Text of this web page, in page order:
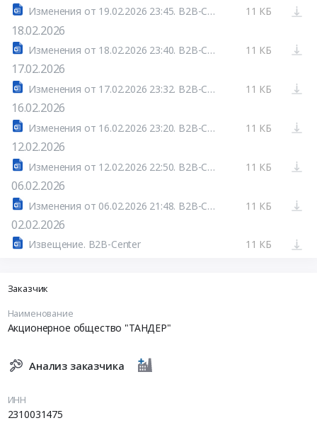
Изменения от 19.02.2026 23:45. B2B-Center 11 КБ
18.02.2026
Изменения от 18.02.2026 23:40. B2B-Center 11 КБ
17.02.2026
Изменения от 17.02.2026 23:32. B2B-Center 11 КБ
16.02.2026
Изменения от 16.02.2026 23:20. B2B-Center 11 КБ
12.02.2026
Изменения от 12.02.2026 22:50. B2B-Center 11 КБ
06.02.2026
Изменения от 06.02.2026 21:48. B2B-Center 11 КБ
02.02.2026
Извещение. B2B-Center 11 КБ
Заказчик
Наименование
Акционерное общество "ТАНДЕР"
Анализ заказчика
ИНН
2310031475